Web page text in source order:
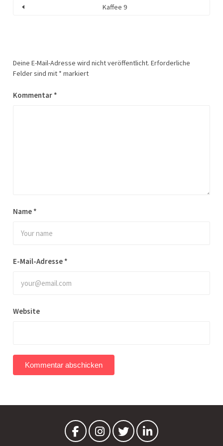
Kaffee 9
Deine E-Mail-Adresse wird nicht veröffentlicht. Erforderliche
Felder sind mit * markiert
Kommentar *
Name *
E-Mail-Adresse *
Website